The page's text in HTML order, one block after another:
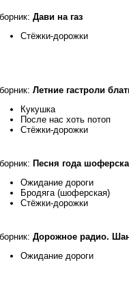
Дави на газ
Стёжки-дорожки
Летние гастроли
Кукушка
После нас хоть потоп
Стёжки-дорожки
Песня года
Ожидание дороги
Бродяга (шоферская)
Стёжки-дорожки
Дорожное радио.
Ожидание дороги